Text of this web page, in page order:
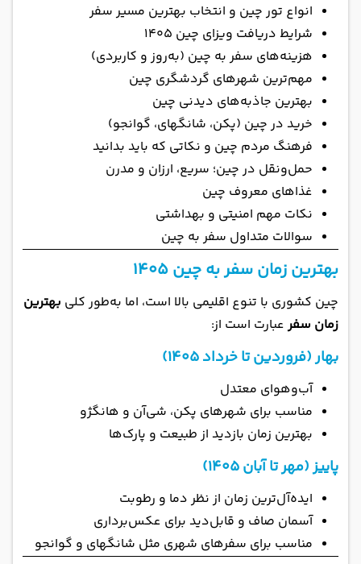
انواع تور چین و انتخاب بهترین مسیر سفر
شرایط دریافت ویزای چین ۱۴۰۵
هزینه‌های سفر به چین (به‌روز و کاربردی)
مهم‌ترین شهرهای گردشگری چین
بهترین جاذبه‌های دیدنی چین
خرید در چین (پکن، شانگهای، گوانجو)
فرهنگ مردم چین و نکاتی که باید بدانید
حمل‌ونقل در چین؛ سریع، ارزان و مدرن
غذاهای معروف چین
نکات مهم امنیتی و بهداشتی
سوالات متداول سفر به چین
بهترین زمان سفر به چین ۱۴۰۵
چین کشوری با تنوع اقلیمی بالا است، اما به‌طور کلی بهترین
زمان سفرعبارت است از:
بهار (فروردین تا خرداد ۱۴۰۵)
آب‌وهوای معتدل
مناسب برای شهرهای پکن، شی‌آن و هانگژو
بهترین زمان بازدید از طبیعت و پارک‌ها
پاییز (مهر تا آبان ۱۴۰۵)
ایده‌آل‌ترین زمان از نظر دما و رطوبت
آسمان صاف و قابل‌دید برای عکس‌برداری
مناسب برای سفرهای شهری مثل شانگهای و گوانجو